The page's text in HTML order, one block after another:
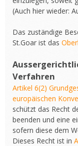
(Auch hier wieder:
Das zuständige
St.Goar ist das
Verfahren
Artikel 6(2)
europäischen
schützt das Recht
beenden und eine
sofern diese dem
Dieses Recht ist in